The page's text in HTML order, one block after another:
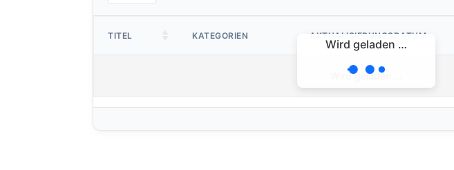
Wird geladen …
TITEL KATEGORIEN AKTUALISIERUNGSDATUM
Wird geladen …